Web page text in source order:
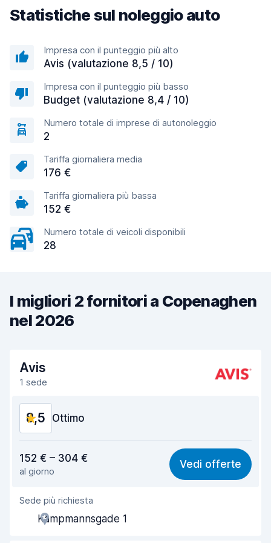
Statistiche sul noleggio auto
Impresa con il punteggio più alto
Avis (valutazione 8,5 / 10)
Impresa con il punteggio più basso
Budget (valutazione 8,4 / 10)
Numero totale di imprese di autonoleggio
2
Tariffa giornaliera media
176 €
Tariffa giornaliera più bassa
152 €
Numero totale di veicoli disponibili
28
I migliori 2 fornitori a Copenaghen
nel 2026
Avis
1 sede
8,5 Ottimo
8,5
Facile da trovare 8,2
Gentilezza degli agenti
Rapidità del ritiro
152 € – 304 €
al giorno
Vedi offerte
Sede più richiesta
Kampmannsgade 1